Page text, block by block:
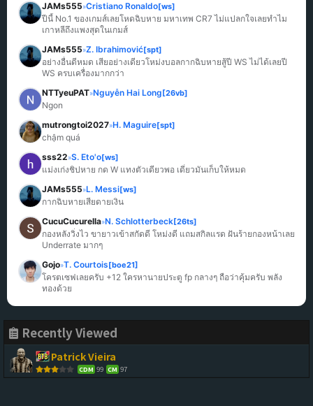
JAMs555»Cristiano Ronaldo[ws]
ปีนี้ No.1 ของเกมส์เลยโหดฉิบหาย มหาเทพ CR7 ไม่แปลกใจเลยทำไม
เกาหลีถึงแพงสุดในเกมส์
JAMs555»Z. Ibrahimović[spt]
อย่างอื่นดีหมด เสียอย่างเดียวโหม่งบอลกากฉิบหายสู้ปี WS ไม่ได้เลยปี
WS ครบเครื่องมากกว่า
NTTyeuPAT»Nguyễn Hai Long[26vb]
Ngon
mutrongtoi2027»H. Maguire[spt]
chậm quá
sss22»S. Eto'o[ws]
แม่งเก่งชิปหาย กด W แทงตัวเดียวพอ เดี๋ยวมันเก็บให้หมด
JAMs555»L. Messi[ws]
กากฉิบหายเสียดายเงิน
CucuCucurella»N. Schlotterbeck[26ts]
กองหลังวิ่งไว ขายาวเข้าสกัดดี โหม่งดี แถมสกิลแรด ฝันร้ายกองหน้าเลย
Underrate มากๆ
Gojo»T. Courtois[boe21]
โครตเซฟเลยครับ +12 ใครหานายประตู fp กลางๆ ถือว่าคุ้มครับ พลัง
ทองด้วย
Recently Viewed
Patrick Vieira
CDM 99 CM 97